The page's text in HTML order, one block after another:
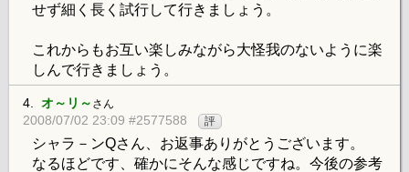
せず細く長く試行して行きましょう。
これからもお互い楽しみながら大怪我のないように楽
しんで行きましょう。
4. オ～リ～ さん
2008/07/02 23:09 #2577588 評
シャラ－ンQさん、お返事ありがとうございます。
なるほどです、確かにそんな感じですね。今後の参考